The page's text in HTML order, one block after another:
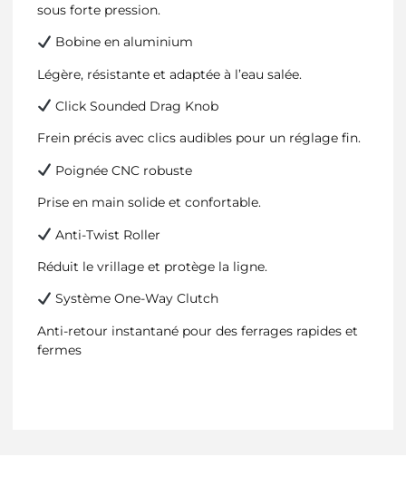
sous forte pression.
Bobine en aluminium
Légère, résistante et adaptée à l’eau salée.
Click Sounded Drag Knob
Frein précis avec clics audibles pour un réglage fin.
Poignée CNC robuste
Prise en main solide et confortable.
Anti-Twist Roller
Réduit le vrillage et protège la ligne.
Système One-Way Clutch
Anti-retour instantané pour des ferrages rapides et
fermes